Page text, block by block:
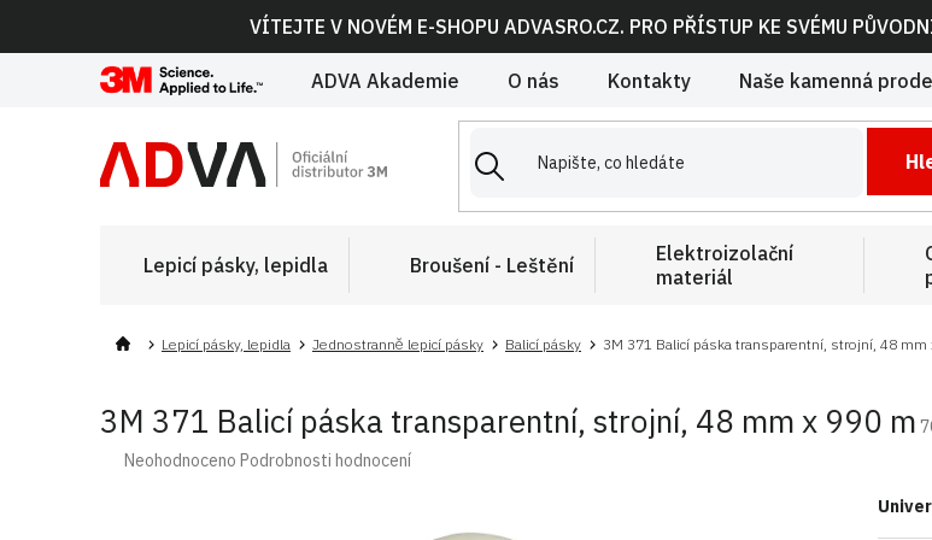
obsah
VÍTEJTE V NOVÉM E-SHOPU ADVASRO.CZ. PRO PŘÍSTUP KE SVÉMU
ADVA Akademie O nás Kontakty Naše kamenná
Lepicí pásky, lepidla Broušení - Leštění
Elektroizolační
materiál
Lepicí pásky, lepidla Jednostranně lepicí pásky Balicí pásky 3M 371 Balicí páska transparentní, strojní, 48 mm
3M 371 Balicí páska transparentní, strojní, 48 mm x 990 m
Průměrné
Neohodnoceno Podrobnosti hodnocení